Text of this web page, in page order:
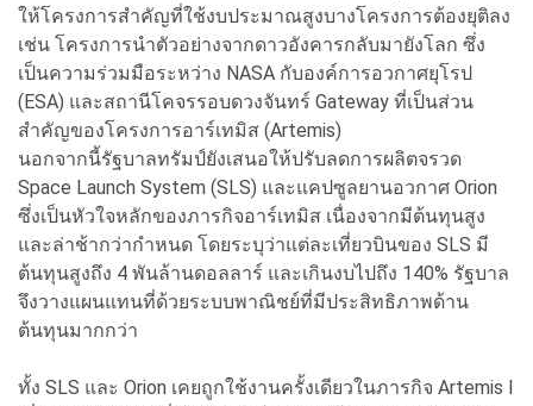
ให้โครงการสำคัญที่ใช้งบประมาณสูงบางโครงการต้องยุติลง
เช่น โครงการนำตัวอย่างจากดาวอังคารกลับมายังโลก ซึ่ง
เป็นความร่วมมือระหว่าง NASA กับองค์การอวกาศยุโรป
(ESA) และสถานีโคจรรอบดวงจันทร์ Gateway ที่เป็นส่วน
สำคัญของโครงการอาร์เทมิส (Artemis)
นอกจากนี้รัฐบาลทรัมป์ยังเสนอให้ปรับลดการผลิตจรวด
Space Launch System (SLS) และแคปซูลยานอวกาศ Orion
ซึ่งเป็นหัวใจหลักของภารกิจอาร์เทมิส เนื่องจากมีต้นทุนสูง
และล่าช้ากว่ากำหนด โดยระบุว่าแต่ละเที่ยวบินของ SLS มี
ต้นทุนสูงถึง 4 พันล้านดอลลาร์ และเกินงบไปถึง 140% รัฐบาล
จึงวางแผนแทนที่ด้วยระบบพาณิชย์ที่มีประสิทธิภาพด้าน
ต้นทุนมากกว่า
ทั้ง SLS และ Orion เคยถูกใช้งานครั้งเดียวในภารกิจ Artemis I